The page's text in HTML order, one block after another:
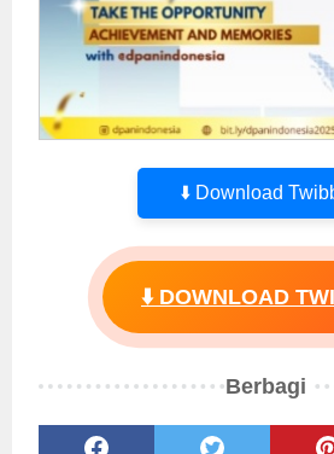
⬇️ Download
⬇️ DOWNLOAD
Berbagi